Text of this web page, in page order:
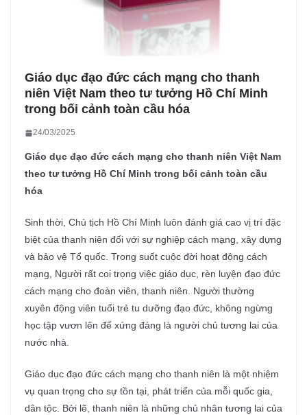
Giáo dục đạo đức cách mạng cho thanh
niên Việt Nam theo tư tưởng Hồ Chí Minh
trong bối cảnh toàn cầu hóa
24/03/2025
Giáo dục đạo đức cách mạng cho thanh niên Việt Nam
theo tư tưởng Hồ Chí Minh trong bối cảnh toàn cầu
hóa
Sinh thời, Chủ tịch Hồ Chí Minh luôn đánh giá cao vị trí đặc
biệt của thanh niên đối với sự nghiệp cách mạng, xây dựng
và bảo vệ Tổ quốc. Trong suốt cuộc đời hoạt động cách
mạng, Người rất coi trọng việc giáo dục, rèn luyện đạo đức
cách mạng cho đoàn viên, thanh niên. Người thường
xuyên động viên tuổi trẻ tu dưỡng đạo đức, không ngừng
học tập vươn lên để xứng đáng là người chủ tương lai của
nước nhà.
Giáo dục đạo đức cách mạng cho thanh niên là một nhiệm
vụ quan trọng cho sự tồn tại, phát triển của mỗi quốc gia,
dân tộc. Bởi lẽ, thanh niên là những chủ nhân tương lai của